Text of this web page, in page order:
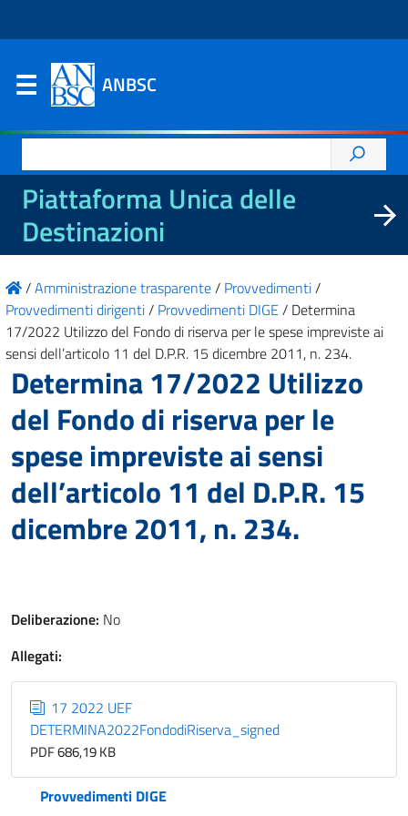
ANBSC
per:
Piattaforma Unica delle
Destinazioni
/Amministrazione trasparente/ Provvedimenti/
Provvedimenti dirigenti/ Provvedimenti DIGE / Determina
17/2022 Utilizzo del Fondo di riserva per le spese impreviste ai
sensi dell’articolo 11 del D.P.R. 15 dicembre 2011, n. 234.
Determina 17/2022 Utilizzo
del Fondo di riserva per le
spese impreviste ai sensi
dell’articolo 11 del D.P.R. 15
dicembre 2011, n. 234.
Deliberazione: No
Allegati:
17 2022 UEF
DETERMINA2022FondodiRiserva_signed
PDF 686,19 KB
Provvedimenti DIGE